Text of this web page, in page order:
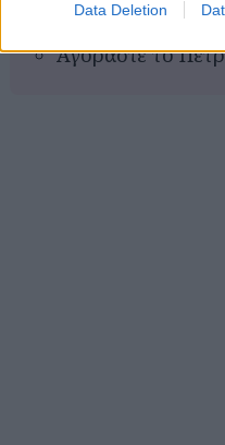
Data Deletion
Αγοράστε την
Αγοράστε το